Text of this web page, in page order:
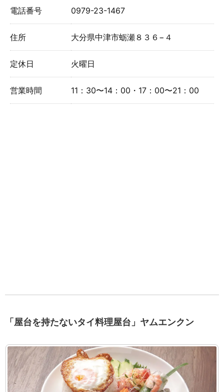
電話番号 0979-23-1467
住所 大分県中津市蛎瀬８３６−４
定休日 火曜日
営業時間 11：30〜14：00・17：00〜21：00
「屋台を持たないタイ料理屋台」ヤムエンクン